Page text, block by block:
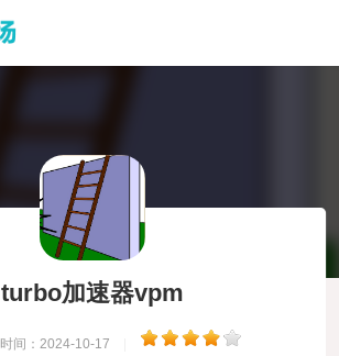
turbo加速器vpm
时间：2024-10-17